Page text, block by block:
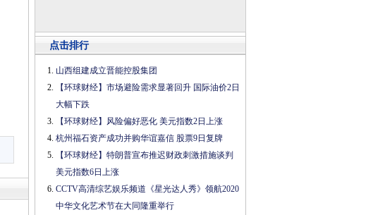
点击排行
山西组建成立晋能控股集团
【环球财经】市场避险需求显著回升 国际油价2日
大幅下跌
【环球财经】风险偏好恶化 美元指数2日上涨
杭州福石资产成功并购华谊嘉信 股票9日复牌
【环球财经】特朗普宣布推迟财政刺激措施谈判
美元指数6日上涨
CCTV高清综艺娱乐频道《星光达人秀》领航2020
中华文化艺术节在大同隆重举行